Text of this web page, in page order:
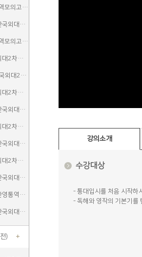
[원격(Zoom)] 이대통역모의고사A
[현장강의 + ZOOM] 한국외대2차실전통역모의고사A
[원격(Zoom)] 이대통역모의고사B
[현장강의 + ZOOM] 외대2차모의고사A
[현장강의+ZOOM] 한국외대2차실전통역모의고사B
[현장강의 + ZOOM] 외대2차모의고사B
[현장강의 + ZOOM] 한국외대2차실전통역모의고사C
[현장강의 + ZOOM] 외대2차모의고사C
[현장강의 + ZOOM] 한국외대2차실전통역모의고사A_참관
[현장강의 + ZOOM] 외대2차모의고사D
[현장강의 + ZOOM] 한국외대2차실전통역모의고사B_참관
[현장강의 + ZOOM] 한영통역집중
[현장강의 + ZOOM] 한국외대2차실전통역모의고사C_참관
)
강의소개
수강대상
- 통대입시를 처음 시작하
- 독해와 영작의 기본기를